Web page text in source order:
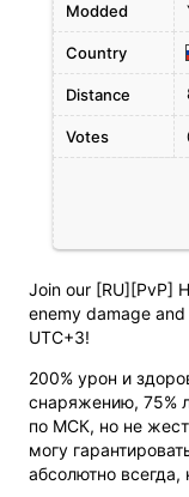
Join our [RU][PvP]
enemy damage
UTC+3!
200% урон и
снаряжению, 75%
по МСК, но не
могу
абсолютно всегда,
Modded
Country
Distance
Votes